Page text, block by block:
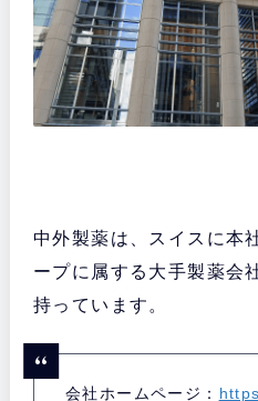
中外製薬は、スイスに本
ープに属する大手製薬会
持っています。
会社ホームページ：